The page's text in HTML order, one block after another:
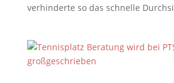
verhinderte so das schnelle